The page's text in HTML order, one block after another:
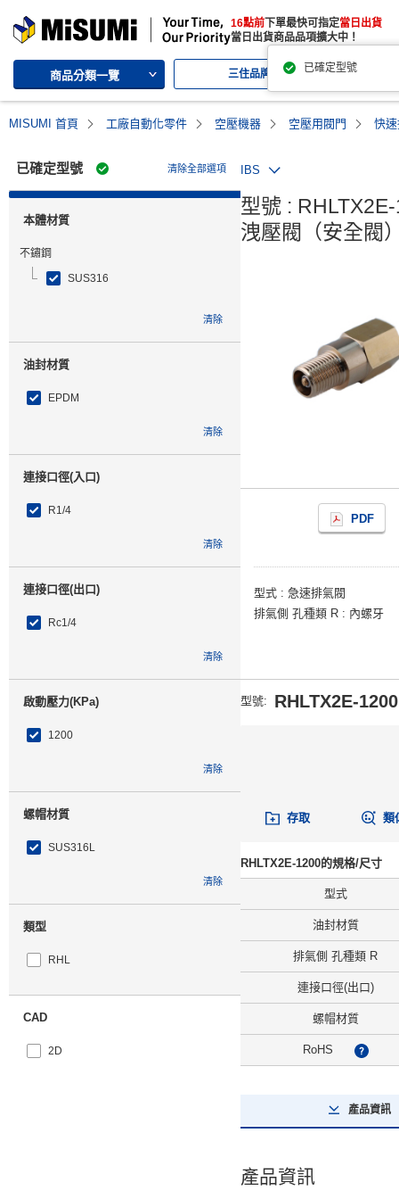
MISUMI | Your Time, Our Priority 16點前 下單最快可指定當日出貨
當日出貨商品品項擴大中！
商品分類一覽 三住品牌
MISUMI 首頁 工廠自動化零件 空壓機器 空壓用閥門 快
已確定型號 清除全部選項
本體材質
不鏽鋼
SUS316
清除
油封材質
EPDM
清除
連接口徑(入口)
R1/4
清除
連接口徑(出口)
Rc1/4
清除
啟動壓力(KPa)
1200
清除
螺帽材質
SUS316L
清除
類型
RHL
CAD
2D
IBS
型號 :
洩壓閥（安全閥
PDF
型式
急速排氣閥
排氣側 孔種類 R
內螺牙
型號: RHLTX2E-1200
存取 類
RHLTX2E-1200的規格/尺寸
型式
油封材質
排氣側 孔種類 R
連接口徑(出口)
螺帽材質
RoHS ?
產品資訊
產品資訊
已確定型號